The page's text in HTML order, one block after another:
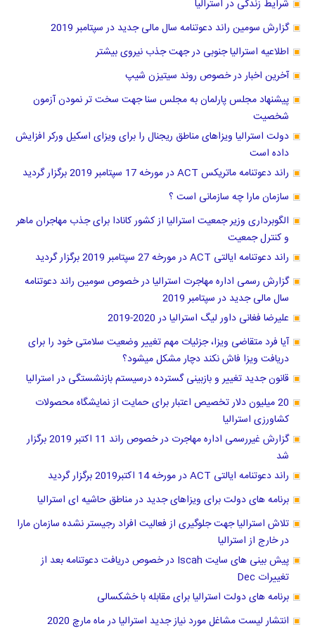
شرایط زندگی در استرالیا
گزارش سومین راند دعوتنامه سال مالی جدید در سپتامبر 2019
اطلاعیه استرالیا جنوبی در جهت جذب نیروی بیشتر
آخرین اخبار در خصوص روند سیتیزن شیپ
پیشنهاد مجلس پارلمان به مجلس سنا جهت سخت تر نمودن آزمون
شخصیت
دولت استرالیا ویزاهای مناطق ریجنال را برای ویزای اسکیل ورکر افزایش
داده است
راند دعوتنامه ماتریکس ACT در مورخه 17 سپتامبر 2019 برگزار گردید
سازمان مارا چه سازمانی است ؟
الگوبرداری وزیر جمعیت استرالیا از کشور کانادا برای جذب مهاجران ماهر
و کنترل جمعیت
راند دعوتنامه ایالتی ACT در مورخه 27 سپتامبر 2019 برگزار گردید
گزارش رسمی اداره مهاجرت استرالیا در خصوص سومین راند دعوتنامه
سال مالی جدید در سپتامبر 2019
علیرضا فغانی داور لیگ استرالیا در 2020-2019
آیا فرد متقاضی ویزا، جزئیات مهم تغییر وضعیت سلامتی خود را برای
دریافت ویزا فاش نکند دچار مشکل میشود؟
قانون جدید تغییر و بازبینی گسترده درسیستم بازنشستگی در استرالیا
20 میلیون دلار تخصیص اعتبار برای حمایت از نمایشگاه محصولات
کشاورزی استرالیا
گزارش غیررسمی اداره مهاجرت در خصوص راند 11 اکتبر 2019 برگزار
شد
راند دعوتنامه ایالتی ACT در مورخه 14 اکتبر2019 برگزار گردید
برنامه های دولت برای ویزاهای جدید در مناطق حاشیه ای استرالیا
تلاش استرالیا جهت جلوگیری از فعالیت افراد رجیستر نشده سازمان مارا
در خارج از استرالیا
پیش بینی های سایت Iscah در خصوص دریافت دعوتنامه بعد از
تغییرات Dec
برنامه های دولت استرالیا برای مقابله با خشکسالی
انتشار لیست مشاغل مورد نیاز جدید استرالیا در ماه مارچ 2020